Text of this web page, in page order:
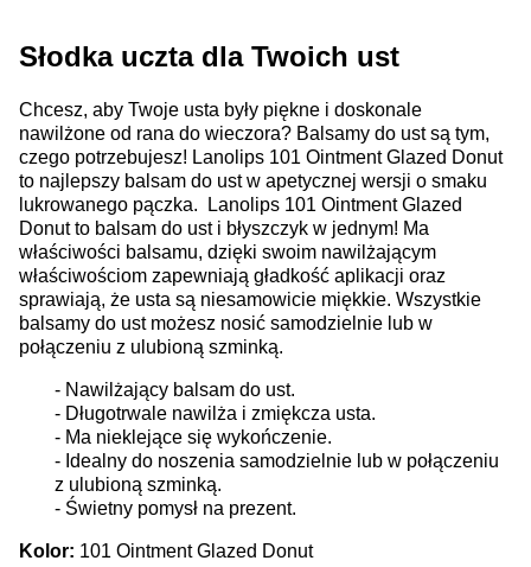
Słodka uczta dla Twoich ust
Chcesz, aby Twoje usta były piękne i doskonale
nawilżone od rana do wieczora? Balsamy do ust są tym,
czego potrzebujesz! Lanolips 101 Ointment Glazed Donut
to najlepszy balsam do ust w apetycznej wersji o smaku
lukrowanego pączka. Lanolips 101 Ointment Glazed
Donutto balsam do ust i błyszczyk w jednym! Ma
właściwości balsamu, dzięki swoim nawilżającym
właściwościom zapewniają gładkość aplikacji oraz
sprawiają, że usta są niesamowicie miękkie. Wszystkie
balsamy do ust możesz nosić samodzielnie lub w
połączeniu z ulubioną szminką.
- Nawilżający balsam do ust.
- Długotrwale nawilża i zmiękcza usta.
- Ma nieklejące się wykończenie.
- Idealny do noszenia samodzielnie lub w połączeniu
z ulubioną szminką.
- Świetny pomysł na prezent.
Kolor: 101 Ointment Glazed Donut